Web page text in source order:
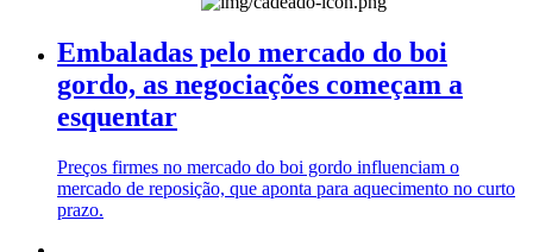
Embaladas pelo mercado do boi
gordo, as negociações começam a
esquentar
Preços firmes no mercado do boi gordo influenciam o
mercado de reposição, que aponta para aquecimento no curto
prazo.